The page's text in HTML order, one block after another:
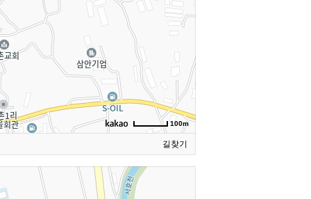
100m
길찾기